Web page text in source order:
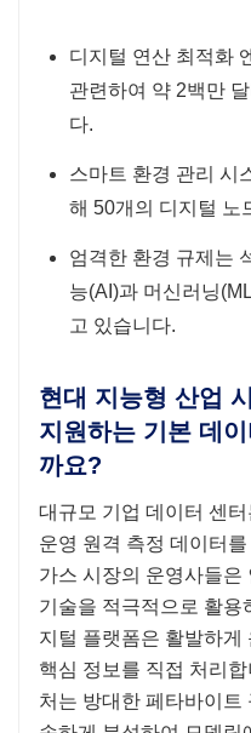
디지털 연산 최적화
관련하여 약 2백만
다.
스마트 환경 관리 시
해 50개의 디지털 노
엄격한 환경 규제는
능(AI)과 머신러닝
고 있습니다.
현대 지능형 산업
지원하는 기본 데
까요?
대규모 기업 데이터 센
운영 원격 측정 데이터
가스 시장의 운영사들은
기술을 적극적으로 활용
지털 플랫폼은 활발하게
핵심 정보를 직접 처리
처는 방대한 페타바이트